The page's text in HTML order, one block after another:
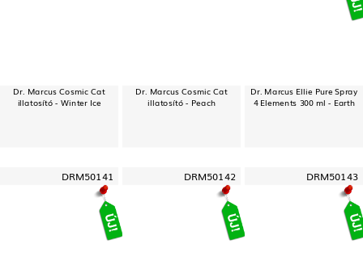
Dr. Marcus Cosmic Cat
illatosító - Winter Ice
Dr. Marcus Cosmic Cat
illatosító - Peach
Dr. Marcus Ellie Pure Spray
4 Elements 300 ml - Earth
DRM50141 DRM50142 DRM50143